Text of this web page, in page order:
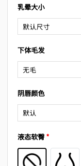
乳晕大小
下体毛发
阴唇颜色
液态软臀*